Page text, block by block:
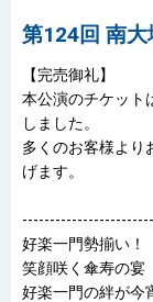
第124回 南
【完売御礼】
本公演のチケット
しました。
多くのお客様より
げます。
好楽一門勢揃い！
笑顔咲く傘寿の宴
好楽一門の絆が今